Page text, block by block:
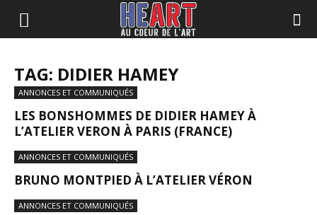
TAG: DIDIER HAMEY
ANNONCES ET COMMUNIQUÉS
LES BONSHOMMES DE DIDIER HAMEY À
L’ATELIER VERON À PARIS (FRANCE)
ANNONCES ET COMMUNIQUÉS
BRUNO MONTPIED À L’ATELIER VÉRON
ANNONCES ET COMMUNIQUÉS